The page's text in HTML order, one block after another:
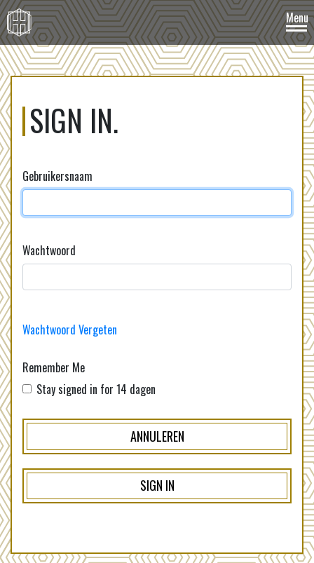
SIGN IN.
Gebruikersnaam
Wachtwoord
Wachtwoord Vergeten
Remember Me
Stay signed in for 14 dagen
ANNULEREN
SIGN IN